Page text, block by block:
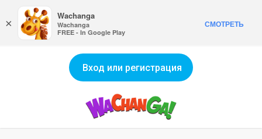
Вход или регистрация
×
Wachanga
Wachanga
FREE - In Google Play
СМОТРЕТЬ